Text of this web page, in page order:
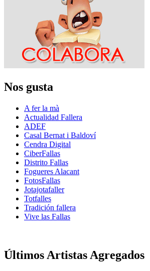
Nos gusta
A fer la mà
Actualidad Fallera
ADEF
Casal Bernat i Baldoví
Cendra Digital
CiberFallas
Distrito Fallas
Fogueres Alacant
FotosFallas
Jotajotafaller
Totfalles
Tradición fallera
Vive las Fallas
Últimos Artistas Agregados